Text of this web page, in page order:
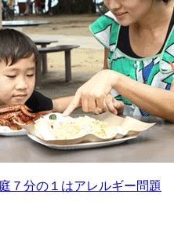
７分の１はアレルギー問題